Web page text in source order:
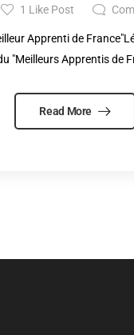
1 Like Post
Apprenti de
"Meilleurs Apprentis de
Read More